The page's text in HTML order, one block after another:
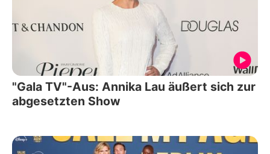
"Gala TV"-Aus: Annika Lau äußert sich zur
abgesetzten Show